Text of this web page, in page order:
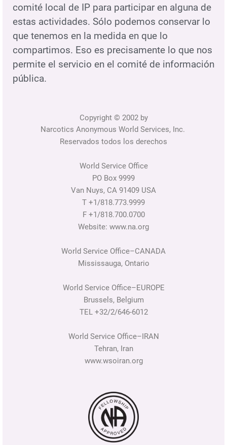
comité local de IP para participar en alguna de
estas actividades. Sólo podemos conservar lo
que tenemos en la medida en que lo
compartimos. Eso es precisamente lo que nos
permite el servicio en el comité de información
pública.
Copyright © 2002 by
Narcotics Anonymous World Services, Inc.
Reservados todos los derechos
World Service Office
PO Box 9999
Van Nuys, CA 91409 USA
T +1/818.773.9999
F +1/818.700.0700
Website: www.na.org
World Service Office–CANADA
Mississauga, Ontario
World Service Office–EUROPE
Brussels, Belgium
TEL +32/2/646-6012
World Service Office–IRAN
Tehran, Iran
www.wsoiran.org